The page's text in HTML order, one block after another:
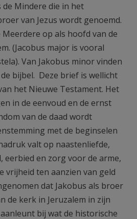
Mindere die in het
van Jezus wordt genoemd.
Meerdere op als hoofd van de
(Jacobus major is vooral
Van Jakobus minor vinden
bijbel. Deze brief is wellicht
het Nieuwe Testament. Het
in de eenvoud en de ernst
van de daad wordt
met de beginselen
valt op naastenliefde,
eerbied en zorg voor de arme,
vrijheid ten aanzien van geld
dat Jakobus als broer
de kerk in Jeruzalem in zijn
bij wat de historische